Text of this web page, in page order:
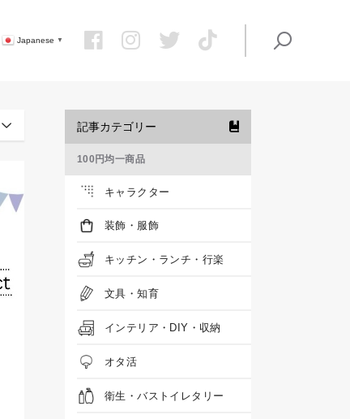
Japanese ▼
記事カテゴリー
100円均一商品
キャラクター
装飾・服飾
キッチン・ランチ・行楽
文具・知育
インテリア・DIY・収納
オタ活
衛生・バストイレタリー